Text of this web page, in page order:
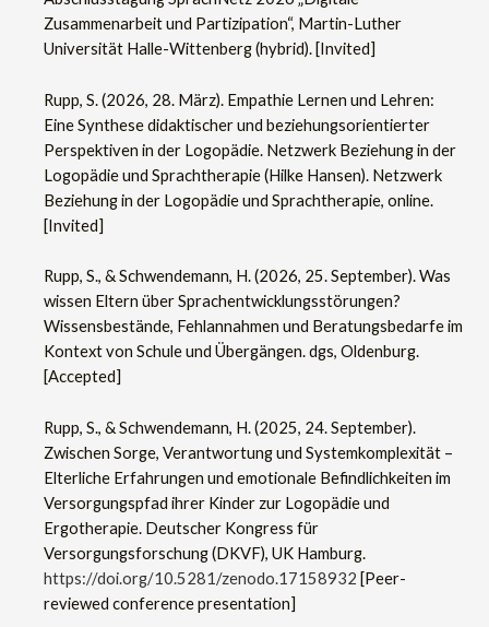
Zusammenarbeit und Partizipation“, Martin-Luther
Universität Halle-Wittenberg (hybrid). [Invited]
Rupp, S. (2026, 28. März). Empathie Lernen und Lehren:
Eine Synthese didaktischer und beziehungsorientierter
Perspektiven in der Logopädie. Netzwerk Beziehung in der
Logopädie und Sprachtherapie (Hilke Hansen). Netzwerk
Beziehung in der Logopädie und Sprachtherapie, online.
[Invited]
Rupp, S., & Schwendemann, H. (2026, 25. September). Was
wissen Eltern über Sprachentwicklungsstörungen?
Wissensbestände, Fehlannahmen und Beratungsbedarfe im
Kontext von Schule und Übergängen. dgs, Oldenburg.
[Accepted]
Rupp, S., & Schwendemann, H. (2025, 24. September).
Zwischen Sorge, Verantwortung und Systemkomplexität –
Elterliche Erfahrungen und emotionale Befindlichkeiten im
Versorgungspfad ihrer Kinder zur Logopädie und
Ergotherapie. Deutscher Kongress für
Versorgungsforschung (DKVF), UK Hamburg.
https://doi.org/10.5281/zenodo.17158932 [Peer-
reviewed conference presentation]